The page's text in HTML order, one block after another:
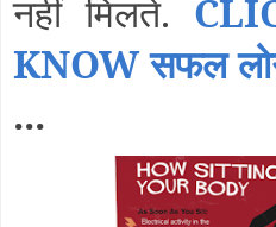
नहीं मिलते.
KNOW सफल
...